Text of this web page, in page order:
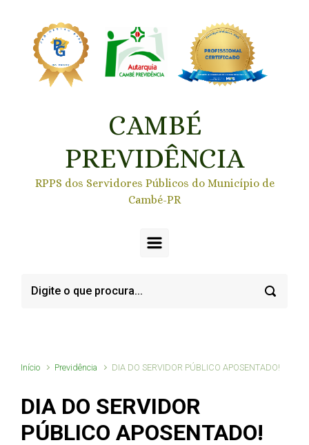
CAMBÉ
PREVIDÊNCIA
RPPS dos Servidores Públicos do Município de
Cambé-PR
Início Previdência DIA DO SERVIDOR PÚBLICO APOSENTADO!
DIA DO SERVIDOR
PÚBLICO APOSENTADO!